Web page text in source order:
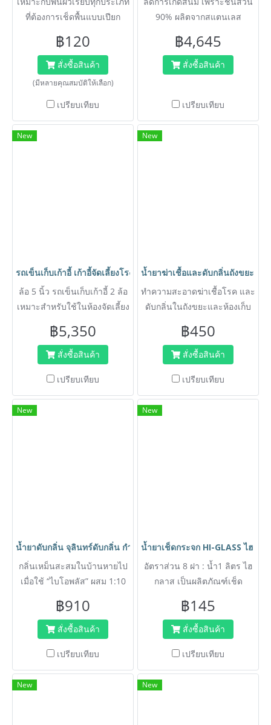
ที่ต้องการเช็ดพื้นแบบเปียก
฿120
สั่งซื้อสินค้า
(มีหลายคุณสมบัติให้เลือก)
เปรียบเทียบ
90% ผลิตจากสแตนเลส
฿4,645
สั่งซื้อสินค้า
เปรียบเทียบ
New
รถเข็นเก็บเก้าอี้ เก้าอี้จัดเลี้ยงโรงแรม รถเข็นสำหรับเก็บเก้าอี้จัดเลี้
ล้อ 5 นิ้ว รถเข็นเก็บเก้าอี้ 2 ล้อ
เหมาะสำหรับใช้ในห้องจัดเลี้ยง
฿5,350
สั่งซื้อสินค้า
เปรียบเทียบ
New
น้ำยาฆ่าเชื้อและดับกลิ่นถังขยะ หรื
ทำความสะอาดฆ่าเชื้อโรค และ
ดับกลิ่นในถังขยะและห้องเก็บ
฿450
สั่งซื้อสินค้า
เปรียบเทียบ
New
น้ำยาดับกลิ่น จุลินทร์ดับกลิ่น กำจัดไขมันท่อละบายน้ำ BIO PLUS ขน
กลิ่นเหม็นสะสมในบ้านหายไป
เมื่อใช้ “ไบโอพลัส” ผสม 1:10
฿910
สั่งซื้อสินค้า
เปรียบเทียบ
New
น้ำยาเช็ดกระจก HI-GLASS ไฮ
อัตราส่วน 8 ฝา : น้ำ1 ลิตร ไฮ
กลาส เป็นผลิตภัณฑ์เช็ด
สกปรก คราบไขมันบนกระจก
หรือพื้นผิวอื่นๆ เช่น ฟอร์ไมก้า
โครเมี่ยม
฿145
สั่งซื้อสินค้า
เปรียบเทียบ
New New